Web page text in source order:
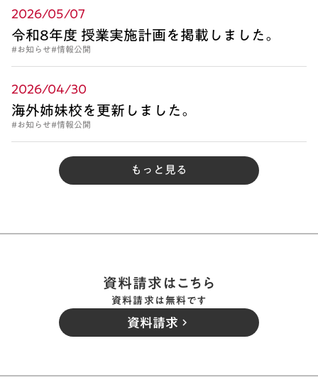
2026/05/07
令和8年度 授業実施計画を掲載しました。
#お知らせ#情報公開
2026/04/30
海外姉妹校を更新しました。
#お知らせ#情報公開
もっと見る
資料請求はこちら
資料請求は無料です
資料請求 keyboard_arrow_right